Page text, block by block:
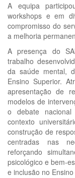
A equipa
workshops e em
compromisso do
a melhoria
A presença do
trabalho
da saúde mental,
Ensino Superior.
apresentação de
modelos de
o debate
contexto
construção de
centradas nas
reforçando
psicológico e bem-
e inclusão no